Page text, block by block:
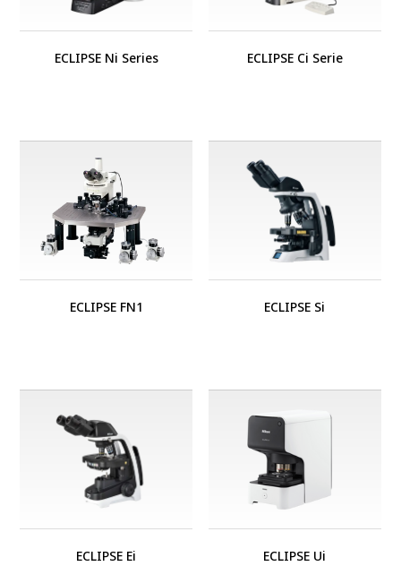
ECLIPSE Ni Series ECLIPSE Ci Serie
ECLIPSE FN1 ECLIPSE Si
ECLIPSE Ei ECLIPSE Ui